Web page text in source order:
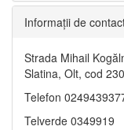
Informaţii de
Strada Mihail
Slatina, Olt, cod
Telefon
Telverde 0349919